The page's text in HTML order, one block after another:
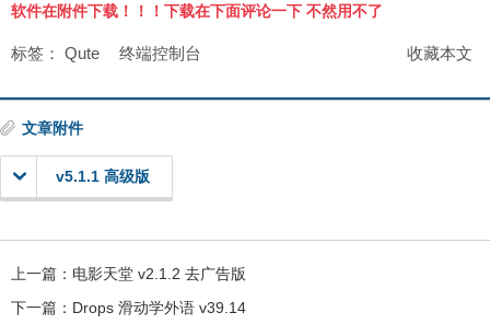
软件在附件下载！！！下载在下面评论一下 不然用不了
收藏本文
标签： Qute 终端控制台
文章附件
v5.1.1 高级版
上一篇： 电影天堂 v2.1.2 去广告版
下一篇： Drops 滑动学外语 v39.14